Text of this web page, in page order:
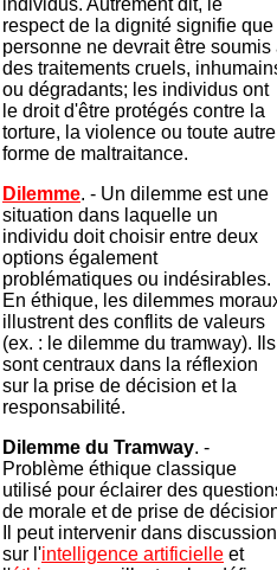
individus. Autrement dit, le
respect de la dignité signifie que
personne ne devrait être soumis
des traitements cruels,
ou dégradants; les individus ont
le droit d'être protégés contre la
torture, la violence ou toute autre
forme de maltraitance.
Dilemme. - Un dilemme est une
situation dans laquelle un
individu doit choisir entre deux
options également
problématiques ou indésirables.
En éthique, les dilemmes
illustrent des conflits de valeurs
(ex. : le dilemme du tramway). Ils
sont centraux dans la réflexion
sur la prise de décision et la
responsabilité.
Dilemme du Tramway. -
Problème éthique classique
utilisé pour éclairer des
de morale et de prise de
Il peut intervenir dans
sur l'intelligence artificielle et